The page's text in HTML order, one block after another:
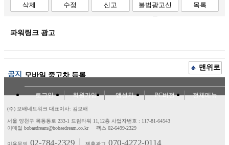
삭제 수정 신고
불법광고신
고
목록
파워링크 광고
공지 모바일 중고차 등록
맨위로
로그인 회원가입 앱설치 PC버전 전체메뉴
(주) 보배네트워크 대표이사: 김보배
서울 양천구 목동동로 233-1 드림타워 11,12층 사업자번호 : 117-81-64543
이메일 bobaedream@bobaedream.co.kr
팩스 02-6499-2329
이용문의 02-784-2329 제휴광고 070-4272-0114